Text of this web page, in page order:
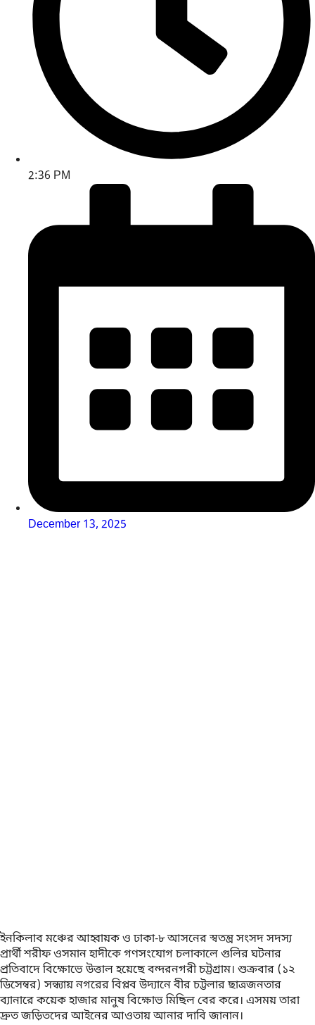
2:36 PM
December 13, 2025
ইনকিলাব মঞ্চের আহ্বায়ক ও ঢাকা-৮ আসনের স্বতন্ত্র সংসদ সদস্য
প্রার্থী শরীফ ওসমান হাদীকে গণসংযোগ চলাকালে গুলির ঘটনার
প্রতিবাদে বিক্ষোভে উত্তাল হয়েছে বন্দরনগরী চট্টগ্রাম। শুক্রবার (১২
ডিসেম্বর) সন্ধ্যায় নগরের বিপ্লব উদ্যানে বীর চট্টলার ছাত্রজনতার
ব্যানারে কয়েক হাজার মানুষ বিক্ষোভ মিছিল বের করে। এসময় তারা
দ্রুত জড়িতদের আইনের আওতায় আনার দাবি জানান।